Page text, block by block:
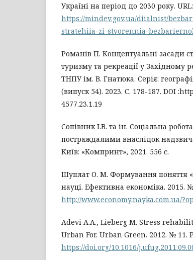
Україні на період до 2030 року. URL:
https://mindev.gov.ua/diialnist/
stratehiia-zi-stvorennia-
Романів П. Концептуальні засади
туризму та рекреації у Західному
ТНПУ ім. В. Гнатюка. Серія:
(випуск 54). 2023. С. 178-187. DOI
4577.23.1.19
Сопівник І.В. та ін. Соціальна
постраждалими внаслідок
Київ: «Компринт», 2021. 556 с.
Шуплат О. М. Формування поняття
науці. Ефективна економіка. 2015.
http://www.economy.nayka.com.ua/
Adevi A.A., Lieberg M. Stress
Urban For. Urban Green. 2012. № 11.
https://doi.org/10.1016/